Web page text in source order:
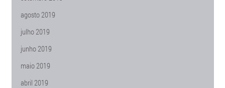
agosto 2019
julho 2019
junho 2019
maio 2019
abril 2019